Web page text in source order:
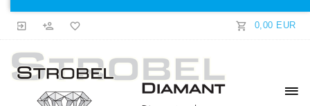
0,00 EUR